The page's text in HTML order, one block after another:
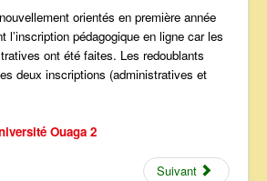
orientés en première année
l’inscription pédagogique en ligne car les
ont été faites. Les redoublants
deux inscriptions (administratives et
Ouaga 2
Suivant